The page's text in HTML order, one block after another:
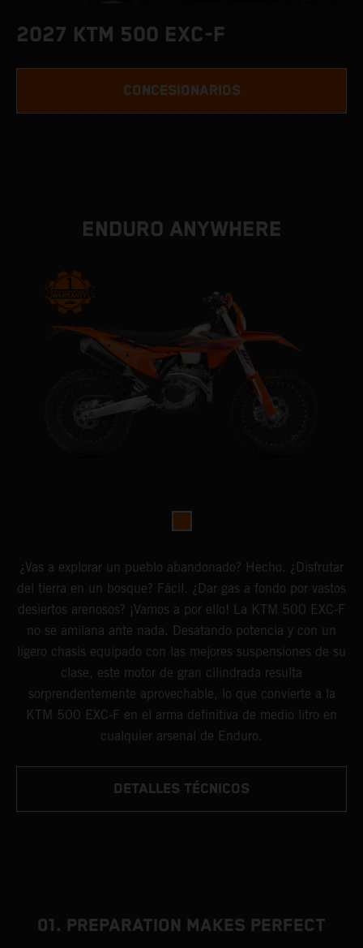
2027 KTM 500 EXC-F
CONCESIONARIOS
ENDURO ANYWHERE
¿Vas a explorar un pueblo abandonado? Hecho. ¿Disfrutar
del tierra en un bosque? Fácil. ¿Dar gas a fondo por vastos
desiertos arenosos? ¡Vamos a por ello! La KTM 500 EXC-F
no se amilana ante nada. Desatando potencia y con un
ligero chasis equipado con las mejores suspensiones de su
clase, este motor de gran cilindrada resulta
sorprendentemente aprovechable, lo que convierte a la
KTM 500 EXC-F en el arma definitiva de medio litro en
cualquier arsenal de Enduro.
DETALLES TÉCNICOS
01. PREPARATION MAKES PERFECT